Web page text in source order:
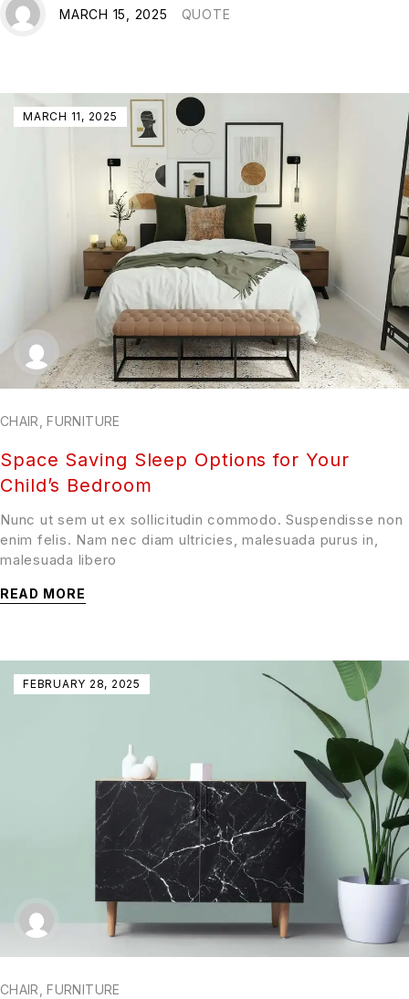
MARCH 15, 2025 QUOTE
MARCH 11, 2025
CHAIR, FURNITURE
Space Saving Sleep Options for Your
Child’s Bedroom
Nunc ut sem ut ex sollicitudin commodo. Suspendisse non
enim felis. Nam nec diam ultricies, malesuada purus in,
malesuada libero
READ MORE
FEBRUARY 28, 2025
CHAIR ,FURNITURE